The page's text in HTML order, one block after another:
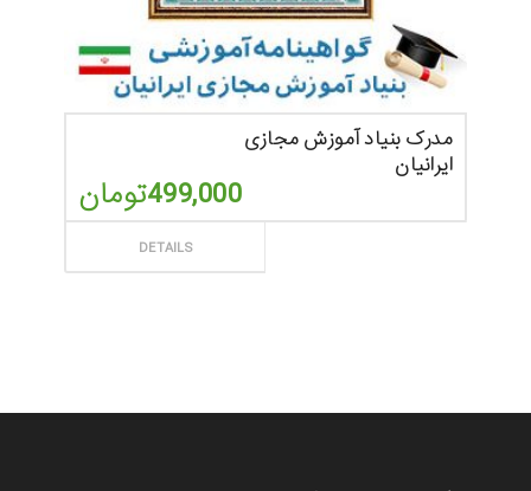
مدرک بنیاد آموزش مجازی
ایرانیان
499,000تومان
DETAILS